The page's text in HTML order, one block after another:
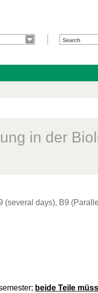
in der
(several days), B9
beide Teile